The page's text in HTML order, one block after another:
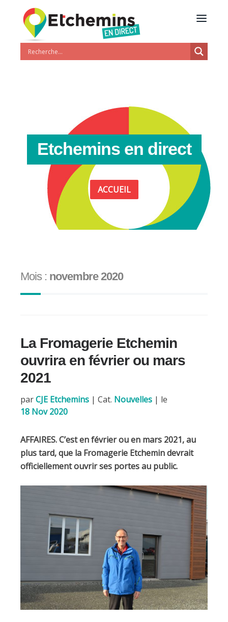
Etchemins en direct
ACCUEIL
Mois : novembre 2020
La Fromagerie Etchemin
ouvrira en février ou mars
2021
parCJE Etchemins | Cat. Nouvelles | le
18 Nov 2020
AFFAIRES. C’est en février ou en mars 2021, au
plus tard, que la Fromagerie Etchemin devrait
officiellement ouvrir ses portes au public.